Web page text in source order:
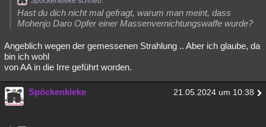
Hast du dich nicht mal gefragt, warum man meint, dass
Mohenjo Daro Opfer einer Massenvernichtungswaffe wurde?
Angeblich wegen der gemessenen Strahlung .. Aber ich glaube, da
bin ich wohl
von AA in die Irre geführt worden.
Spöckenkieke 21.05.2024 um 10:38